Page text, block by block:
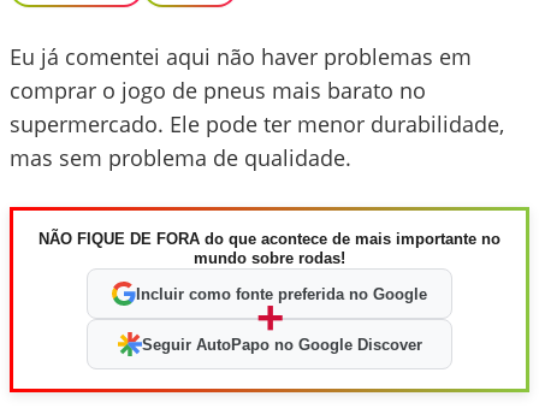
Eu já comentei aqui não haver problemas em
comprar o jogo de pneus mais barato no
supermercado. Ele pode ter menor durabilidade,
mas sem problema de qualidade.
NÃO FIQUE DE FORA do que acontece de mais importante no
mundo sobre rodas!
Incluir como fonte preferida no Google
+
Seguir AutoPapo no Google Discover